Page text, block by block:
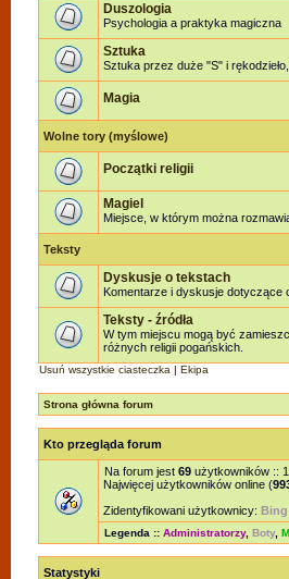
Duszologia
Psychologia a praktyka magiczna
Sztuka
Sztuka przez duże "S" i
Magia
Wolne tory (myślowe)
Początki religii
Magiel
Miejsce, w którym można
Teksty
Dyskusje o tekstach
Komentarze i dyskusje dotyczące
Teksty - źródła
W tym miejscu mogą być
różnych religii pogańskich.
Usuń wszystkie ciasteczka | Ekipa
Strona główna forum
Kto przegląda forum
Na forum jest 69 użytkowników ::
Najwięcej użytkowników online (
Zidentyfikowani użytkownicy:
Legenda :: Administratorzy, Boty,
Statystyki